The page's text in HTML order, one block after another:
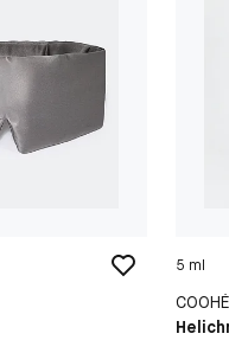
5 ml
COOHÉ